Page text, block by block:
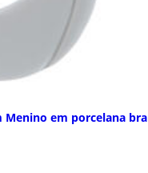
em porcelana